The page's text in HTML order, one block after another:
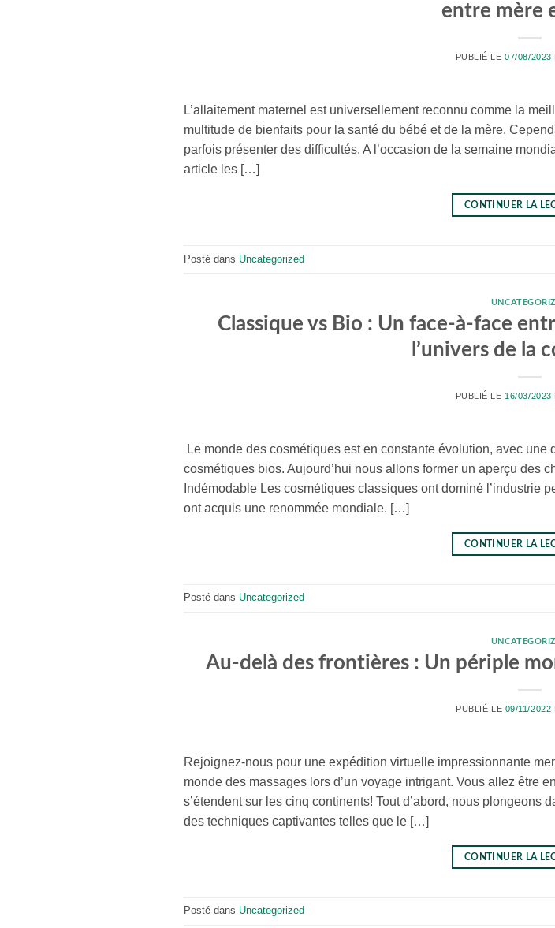
entre mère
PUBLIÉ LE07/08/2023
L’allaitement maternel est universellement reconnu comme la
multitude de bienfaits pour la santé du bébé et de la mère.
parfois présenter des difficultés. A l’occasion de la semaine
article les […]
CONTINUER LA
Posté dans Uncategorized
Classique vs Bio : Un face-à-face
l’univers de la
PUBLIÉ LE 16/03/2023
Le monde des cosmétiques est en constante évolution, avec
cosmétiques bios. Aujourd’hui nous allons former un aperçu des
Indémodable Les cosmétiques classiques ont dominé l’industrie
ont acquis une renommée mondiale. […]
CONTINUER LA
Posté dans Uncategorized
Au-delà des frontières : Un périple
PUBLIÉ LE 09/11/2022
Rejoignez-nous pour une expédition virtuelle impressionnante
monde des massages lors d’un voyage intrigant. Vous allez être
s’étendent sur les cinq continents! Tout d’abord, nous
des techniques captivantes telles que le […]
CONTINUER LA
Posté dans Uncategorized